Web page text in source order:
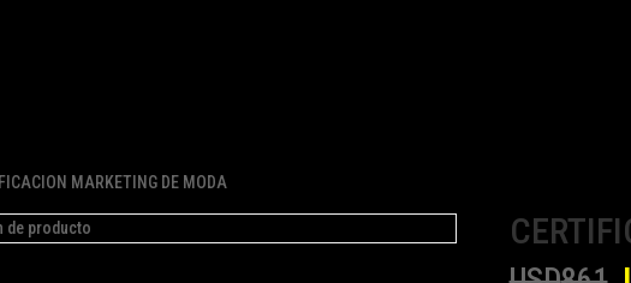
MARKETING DE MODA